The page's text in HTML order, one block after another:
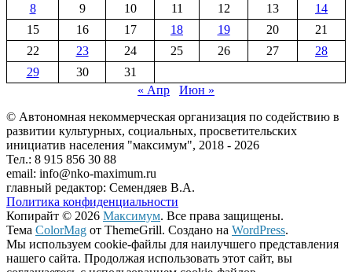
8
9 10 11 12 13
14
15
16 17 18 19 20
21
22
23 24 25 26 27
28
29
30
31
« Апр
Июн »
© Автономная некоммерческая организация по содействию в
развитии культурных, социальных, просветительских
инициатив населения "максимум", 2018 - 2026
Тел.: 8 915 856 30 88
email: info@nko-maximum.ru
главный редактор: Семендяев В.А.
Политика конфиденциальности
Копирайт © 2026 Максимум. Все права защищены.
Тема ColorMag от ThemeGrill. Создано на WordPress.
Мы используем cookie-файлы для наилучшего представления
нашего сайта. Продолжая использовать этот сайт, вы